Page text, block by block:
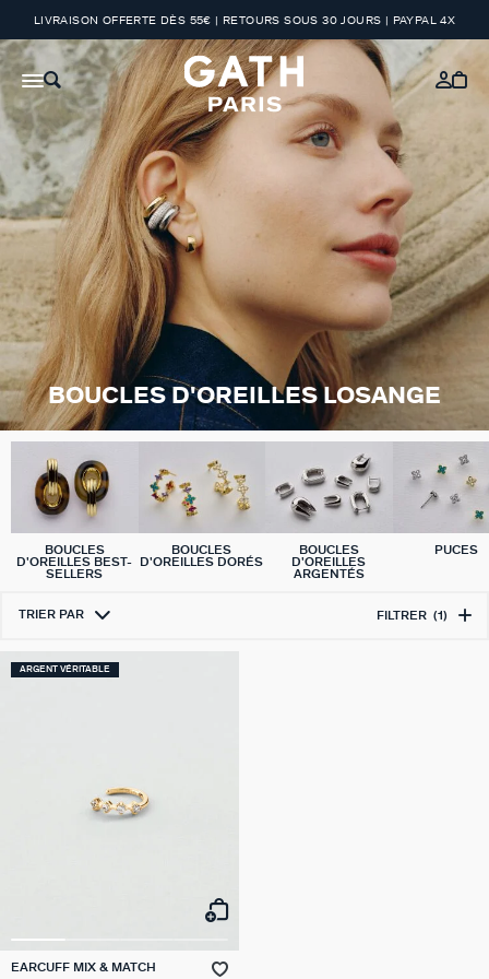
LIVRAISON OFFERTE DÈS 55€ | RETOURS SOUS 30 JOURS | PAYPAL 4X
BOUCLES D'OREILLES LOSANGE
BOUCLES
D'OREILLES BEST-
SELLERS
BOUCLES
D'OREILLES DORÉS
BOUCLES
D'OREILLES
ARGENTÉS
PUCES
TRIER PAR FILTRER (1)
ARGENT VÉRITABLE
EARCUFF MIX & MATCH